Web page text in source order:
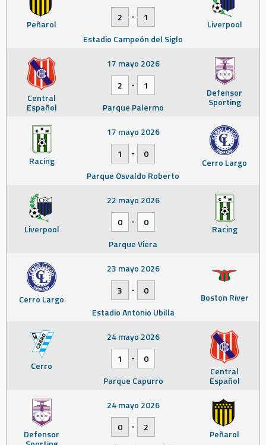
Peñarol Liverpool
2
-
1
Estadio Campeón del Siglo
Central
Español
Defensor
Sporting
17 mayo 2026
2
-
1
Parque Palermo
Racing Cerro Largo
17 mayo 2026
1
-
0
Parque Osvaldo Roberto
Liverpool Racing
22 mayo 2026
0
-
0
Parque Viera
Cerro Largo Boston River
23 mayo 2026
3
-
0
Estadio Antonio Ubilla
Cerro Central
Español
24 mayo 2026
1
-
0
Parque Capurro
Defensor Peñarol
24 mayo 2026
0
-
2